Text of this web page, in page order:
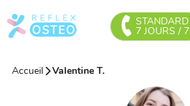
STANDARD
7 JOURS / 7
Accueil Valentine T.